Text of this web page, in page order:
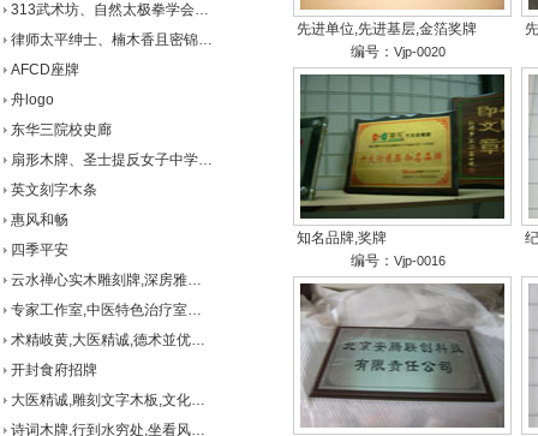
313武术坊、自然太极拳学会…
律师太平绅士、楠木香且密锦…
AFCD座牌
舟logo
东华三院校史廊
扇形木牌、圣士提反女子中学…
英文刻字木条
惠风和畅
四季平安
云水禅心实木雕刻牌,深房雅…
专家工作室,中医特色治疗室…
术精岐黄,大医精诚,德术並优…
开封食府招牌
大医精诚,雕刻文字木板,文化…
诗词木牌,行到水穷处,坐看风…
先进单位,先进基层,金箔奖牌
编号： Vjp-0020
知名品牌,奖牌
编号： Vjp-0016